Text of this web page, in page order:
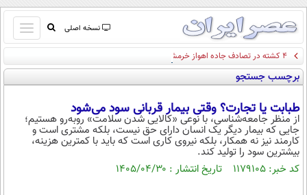
نسخه اصلی
باز
و
بسته
کردن
جستجو
نظرسنجی
آب و هوا
اوقات شرعی
۴ کشته در تصادف جاده اهواز خرمشهر
برچسب جستجو
طبابت یا تجارت؟ وقتی بیمار قربانی سود می‌شود
از منظر جامعه‌شناسی، با نوعی «کالایی شدن سلامت» روبه‌رو هستیم؛
جایی که بیمار دیگر یک انسان دارای حق نیست، بلکه مشتری است و
کارمند نیز نه همکار، بلکه نیروی کاری است که باید با کمترین هزینه،
بیشترین سود را تولید کند.
کد خبر: ۱۱۷۹۱۰۵ تاریخ انتشار : ۱۴۰۵/۰۴/۳۰